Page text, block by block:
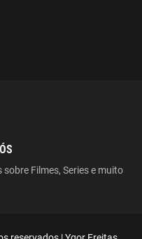
Filmes, Series e muito